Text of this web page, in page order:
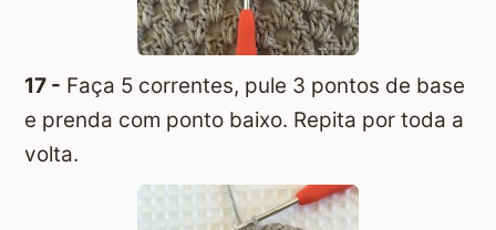
17 - Faça 5 correntes, pule 3 pontos de base
e prenda com ponto baixo. Repita por toda a
volta.